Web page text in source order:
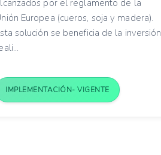
por el reglamento de la
Europea (cueros, soja y madera).
solución se beneficia de la inversión
IMPLEMENTACIÓN- VIGENTE